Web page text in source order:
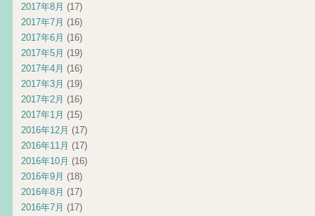
2017年8月 (17)
2017年7月 (16)
2017年6月 (16)
2017年5月 (19)
2017年4月 (16)
2017年3月 (19)
2017年2月 (16)
2017年1月 (15)
2016年12月 (17)
2016年11月 (17)
2016年10月 (16)
2016年9月 (18)
2016年8月 (17)
2016年7月 (17)